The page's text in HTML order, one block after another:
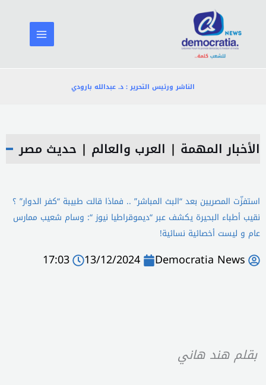
المحتوى
الناشر ورئيس التحرير : د. عبدالله بارودي
الأخبار المهمة | العرب والعالم | حديث مصر
استفزّت المصريين بعد “البث المباشر” .. فماذا قالت طبيبة “كفر الدوار” ؟
نقيب أطباء البحيرة يكشف عبر “ديموقراطيا نيوز “: وسام شعيب ممارس
عام و ليست أخصائية نسائية!
Democratia News
13/12/2024
17:03
بقلم هند هاني